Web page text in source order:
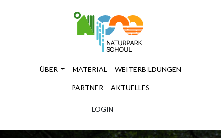
ÜBER MATERIAL WEITERBILDUNGEN
PARTNER AKTUELLES
LOGIN